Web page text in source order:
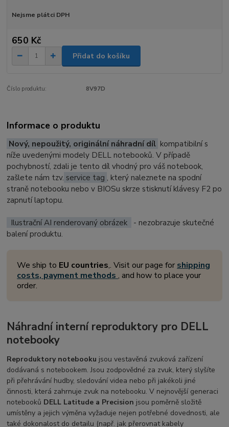
Nejsme plátci DPH
650 Kč
Přidat do košíku
Číslo produktu: 8V97D
Informace o produktu
Nový, nepoužitý, originální náhradní díl kompatibilní s
níže uvedenými modely DELL notebooků. V případě
pochybností, zdali je tento díl vhodný pro váš notebook,
zašlete nám tzv. service tag , který naleznete na spodní
straně notebooku nebo v BIOSu skrze stisknutí klávesy F2 po
zapnutí laptopu.
Ilustrační AI renderovaný obrázek
- nezobrazuje skutečné
balení produktu.
We ship to EU countries,. Visit our page for shipping
costs, payment methods, and how to place your
order.
Náhradní interní reproduktory pro DELL
notebooky
Reproduktory notebooku jsou vestavěná zvuková zařízení
dodávaná s notebookem. Jsou zodpovědné za zvuk, který slyšíte
při přehrávání hudby, sledování videa nebo při jakékoli jiné
činnosti, která zahrnuje zvuk na notebooku. V nejnovější generaci
notebooků DELL Latitude a Precision jsou poměrně složitě
umístěny a jejich výměna vyžaduje nejen potřebné dovednosti, ale
také dokonalost do detailu (např. jak přerovnat kabely